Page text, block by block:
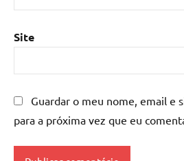
Site
Guardar o meu nome, email e
para a próxima vez que eu